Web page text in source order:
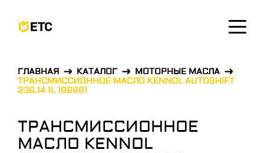
ГЛАВНАЯ КАТАЛОГ
МОТОРНЫЕ МАСЛА
ТРАНСМИССИОННОЕ МАСЛО KENNOL AUTOSHIFT
236.14 1L 196981
ТРАНСМИССИОННОЕ
МАСЛО KENNOL